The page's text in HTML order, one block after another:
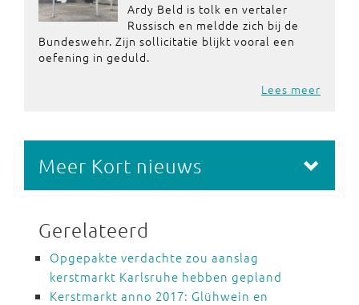
Ardy Beld is tolk en vertaler
Russisch en meldde zich bij de
Bundeswehr. Zijn sollicitatie blijkt vooral een
oefening in geduld.
Lees meer
Meer Kort nieuws
Gerelateerd
Opgepakte verdachte zou aanslag
kerstmarkt Karlsruhe hebben gepland
Kerstmarkt anno 2017: Glühwein en